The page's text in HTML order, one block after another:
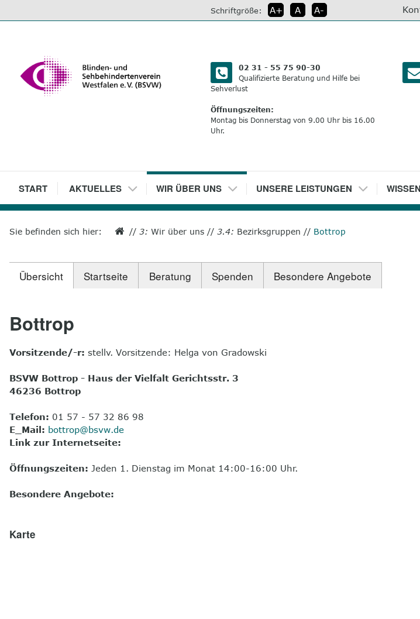
zum
Schriftgröße: A+ A A-
02 31 - 55 75 90-30
Qualifizierte Beratung und Hilfe bei
Sehverlust
Öffnungszeiten:
Montag bis Donnerstag von 9.00 Uhr bis 16.00
Uhr.
1
START 2
AKTUELLES 3
WIR ÜBER UNS 4
UNSERE LEISTUNGEN 5
Sie befinden sich hier: //3:Wir über uns //3.4: Bezirksgruppen // Bottrop
Übersicht Startseite Beratung Spenden Besondere Angebote
Bottrop
Vorsitzende/-r:stellv. Vorsitzende: Helga von Gradowski
BSVW Bottrop - Haus der Vielfalt Gerichtsstr. 3
46236 Bottrop
Telefon: 01 57 - 57 32 86 98
E_Mail: bottrop@bsvw.de
Link zur Internetseite:
Öffnungszeiten: Jeden 1. Dienstag im Monat 14:00-16:00 Uhr.
Besondere Angebote:
Karte